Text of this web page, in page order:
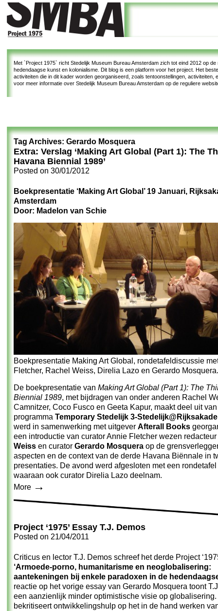
Met `Project 1975` richt Stedelijk Museum Bureau Amsterdam zich tot eind 2012 op
hedendaagse kunst en kolonialisme. Dit blog is een platform voor het project. Het
activiteiten die in dit kader worden georganiseerd, zoals tentoonstellingen,
voor meer informatie over Stedelijk Museum Bureau Amsterdam op de reguliere
Tag Archives: Gerardo Mosquera
Extra: Verslag ‘Making Art Global (Part 1): The
Havana Biennial 1989’
Posted on 30/01/2012
Boekpresentatie ‘Making Art Global’ 19 Januari,
Amsterdam
Door: Madelon van Schie
Boekpresentatie Making Art Global, rondetafeldiscussie
Fletcher, Rachel Weiss, Direlia Lazo en Gerardo Mosquera.
De boekpresentatie van Making Art Global (Part 1): The
Biennial 1989, met bijdragen van onder anderen Rachel
Camnitzer, Coco Fusco en Geeta Kapur, maakt deel uit
programma Temporary Stedelijk 3-
werd in samenwerking met uitgever Afterall Books
een introductie van curator Annie Fletcher wezen redacteur
Weiss en curator Gerardo Mosquera op de
aspecten en de context van de derde Havana Biënnale in
presentaties. De avond werd afgesloten met een
waaraan ook curator Direlia Lazo deelnam.
More →
Project ‘1975’ Essay T.J. Demos
Posted on 21/04/2011
Criticus en lector T.J. Demos schreef het derde Project
‘Armoede-porno, humanitarisme en neoglobalisering:
aantekeningen bij enkele paradoxen in de
reactie op het vorige essay van Gerardo Mosquera toont
een aanzienlijk minder optimistische visie op
bekritiseert ontwikkelingshulp op het in de hand werken